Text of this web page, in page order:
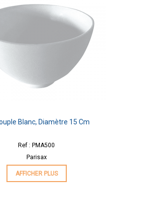
Blanc, Diamètre 15 Cm
Ref : PMA500
Parisax
AFFICHER PLUS